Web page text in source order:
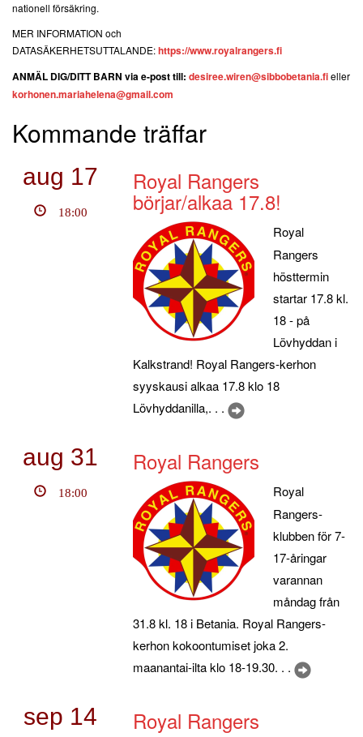
nationell försäkring.
MER INFORMATION och
DATASÄKERHETSUTTALANDE:https://www.royalrangers.fi
ANMÄL DIG/DITT BARN via e-post till: desiree.wiren@sibbobetania.fieller
korhonen.mariahelena@gmail.com
Kommande träffar
aug 17
18:00
Royal Rangers
börjar/alkaa 17.8!
Royal
Rangers
hösttermin
startar 17.8 kl.
18 - på
Lövhyddan i
Kalkstrand! Royal Rangers-kerhon
syyskausi alkaa 17.8 klo 18
Lövhyddanilla,. . .
aug 31
18:00
Royal Rangers
Royal
Rangers-
klubben för 7-
17-åringar
varannan
måndag från
31.8 kl. 18 i Betania. Royal Rangers-
kerhon kokoontumiset joka 2.
maanantai-ilta klo 18-19.30. . .
sep 14 Royal Rangers